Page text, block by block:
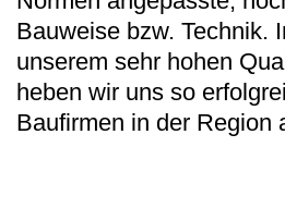
Bauweise bzw. Technik.
unserem sehr hohen
heben wir uns so
Baufirmen in der Region